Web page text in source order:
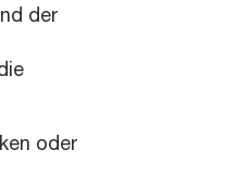
der
oder